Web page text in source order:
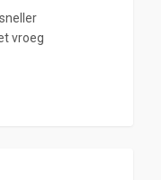
vroeg